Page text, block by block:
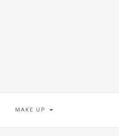
MAKE UP